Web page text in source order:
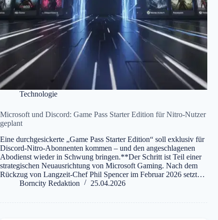
Technologie
Microsoft und Discord: Game Pass Starter Edition für Nitro-Nutzer
geplant
Eine durchgesickerte „Game Pass Starter Edition“ soll exklusiv für
Discord-Nitro-Abonnenten kommen – und den angeschlagenen
Abodienst wieder in Schwung bringen.**Der Schritt ist Teil einer
strategischen Neuausrichtung von Microsoft Gaming. Nach dem
Rückzug von Langzeit-Chef Phil Spencer im Februar 2026 setzt…
Borncity Redaktion
25.04.2026